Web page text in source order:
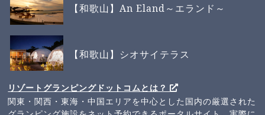
【和歌山】An Eland～エランド～
【和歌山】シオサイテラス
リゾートグランピングドットコムとは？
関東・関西・東海・中国エリアを中心とした国内の厳選された